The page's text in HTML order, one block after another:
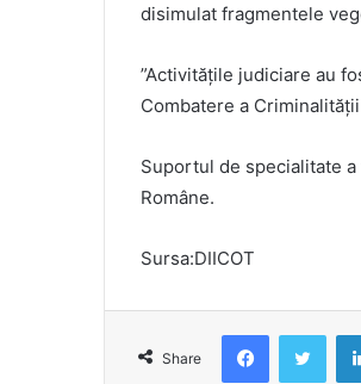
disimulat fragmentele
”Activitățile judiciare au
Combatere a
Suportul de specialitate
Române.
Sursa:DIICOT
Share
Facebook